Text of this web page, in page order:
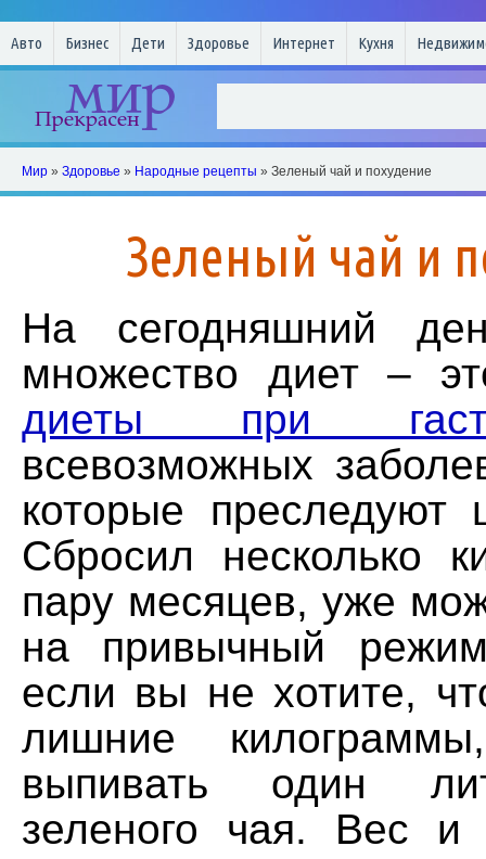
Авто Бизнес Дети Здоровье Интернет Кухня
Мир » Здоровье » Народные рецепты » Зеленый чай и похудение
Зеленый чай и
На сегодняшний
множество диет –
диеты при
всевозможных
которые
Сбросил несколько
пару месяцев, уже
на привычный
если вы не хотите,
лишние
выпивать один
зеленого чая. Вес и